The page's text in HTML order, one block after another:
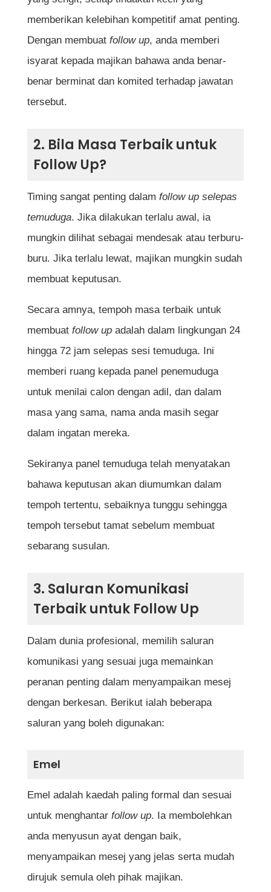
Adakah follow up melalui WhatsApp
dianggap tidak profesional?
Bolehkah saya bertanya terus tentang
keputusan temuduga dalam emel follow
up?
menerima tawaran daripada tempat lain
sebelum mendapat maklum balas
daripada temuduga yang saya minati?
Bagaimana jika saya tersilap eja atau
tulis ayat dalam emel follow up?
memberikan kelebihan kompetitif amat penting.
Dengan membuat follow up, anda memberi
isyarat kepada majikan bahawa anda benar-
benar berminat dan komited terhadap jawatan
tersebut.
2. Bila Masa Terbaik untuk
Follow Up?
Timing sangat penting dalam follow up selepas
temuduga. Jika dilakukan terlalu awal, ia
mungkin dilihat sebagai mendesak atau terburu-
buru. Jika terlalu lewat, majikan mungkin sudah
membuat keputusan.
Secara amnya, tempoh masa terbaik untuk
membuat follow upadalah dalam lingkungan 24
hingga 72 jam selepas sesi temuduga. Ini
memberi ruang kepada panel penemuduga
untuk menilai calon dengan adil, dan dalam
masa yang sama, nama anda masih segar
dalam ingatan mereka.
Sekiranya panel temuduga telah menyatakan
bahawa keputusan akan diumumkan dalam
tempoh tertentu, sebaiknya tunggu sehingga
tempoh tersebut tamat sebelum membuat
sebarang susulan.
3. Saluran Komunikasi
Terbaik untuk Follow Up
Dalam dunia profesional, memilih saluran
komunikasi yang sesuai juga memainkan
peranan penting dalam menyampaikan mesej
dengan berkesan. Berikut ialah beberapa
saluran yang boleh digunakan:
Emel
Emel adalah kaedah paling formal dan sesuai
untuk menghantar follow up. Ia membolehkan
anda menyusun ayat dengan baik,
menyampaikan mesej yang jelas serta mudah
dirujuk semula oleh pihak majikan.